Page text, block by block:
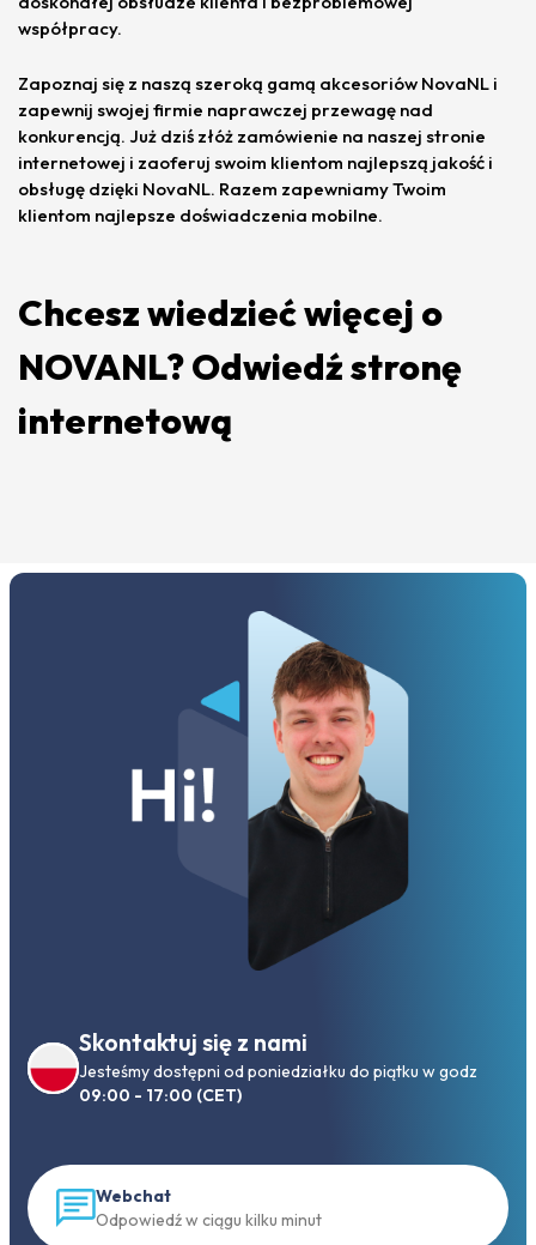
współpracy.
Zapoznaj się z naszą szeroką gamą akcesoriów NovaNL i
zapewnij swojej firmie naprawczej przewagę nad
konkurencją. Już dziś złóż zamówienie na naszej stronie
internetowej i zaoferuj swoim klientom najlepszą jakość i
obsługę dzięki NovaNL. Razem zapewniamy Twoim
klientom najlepsze doświadczenia mobilne.
Chcesz wiedzieć więcej o
NOVANL? Odwiedź stronę
internetową
Skontaktuj się z nami
Jesteśmy dostępni od poniedziałku do piątku w godz
09:00 - 17:00 (CET)
Webchat
Odpowiedź w ciągu kilku minut